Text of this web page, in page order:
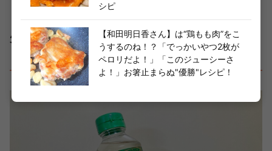
先に料理酒でほぐすだけ！「焼きそばをおい
しくする裏ワザ」お試しを！
シピ
【和田明日香さん】は“鶏もも肉”をこ
うするのね！？「でっかいやつ2枚が
ペロリだよ！」「このジューシーさ
よ！」お箸止まらぬ"優勝"レシピ！